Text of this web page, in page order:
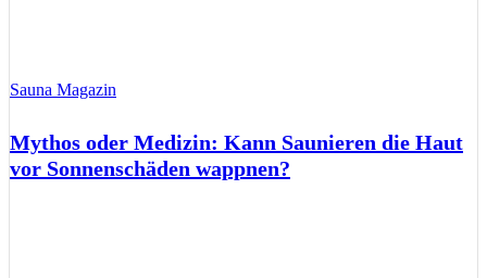
Sauna Magazin
Mythos oder Medizin: Kann Saunieren die Haut
vor Sonnenschäden wappnen?